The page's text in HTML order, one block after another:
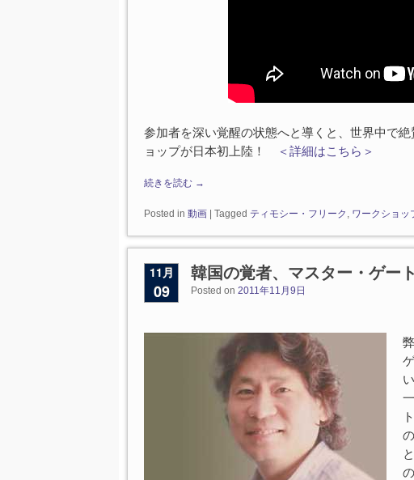
参加者を深い覚醒の状態へと導くと、世界中で
ョップが日本初上陸！
＜詳細はこちら＞
続きを読む →
Posted in 動画 | Tagged ティモシー・フリーク ワークショッ
11月
09
韓国の覚者、マスター・ゲー
Posted on 2011年11月9日